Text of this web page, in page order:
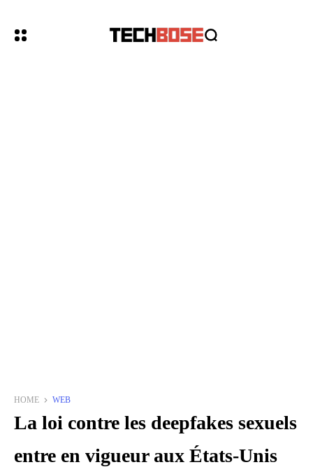
HOME WEB
La loi contre les deepfakes sexuels
entre en vigueur aux États-Unis